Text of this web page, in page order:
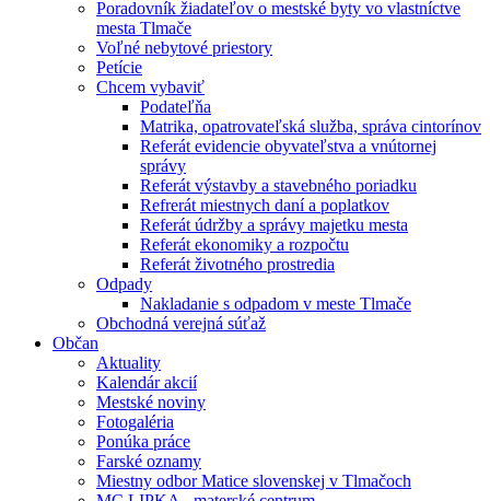
Poradovník žiadateľov o mestské byty vo vlastníctve
mesta Tlmače
Voľné nebytové priestory
Petície
Chcem vybaviť
Podateľňa
Matrika, opatrovateľská služba, správa cintorínov
Referát evidencie obyvateľstva a vnútornej
správy
Referát výstavby a stavebného poriadku
Refrerát miestnych daní a poplatkov
Referát údržby a správy majetku mesta
Referát ekonomiky a rozpočtu
Referát životného prostredia
Odpady
Nakladanie s odpadom v meste Tlmače
Obchodná verejná súťaž
Občan
Aktuality
Kalendár akcií
Mestské noviny
Fotogaléria
Ponúka práce
Farské oznamy
Miestny odbor Matice slovenskej v Tlmačoch